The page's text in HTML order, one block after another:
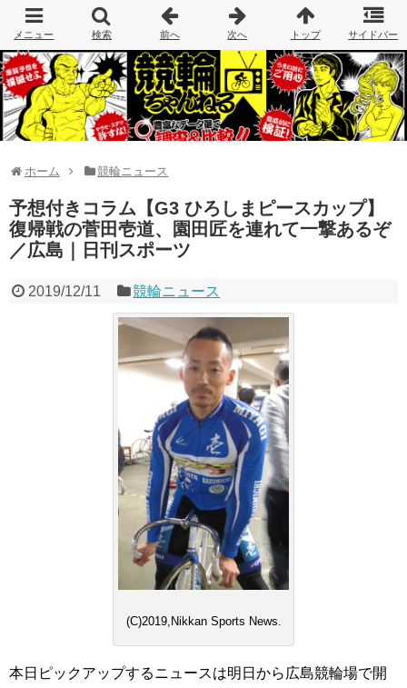
ホーム 競輪ニュース
予想付きコラム【G3 ひろしまピースカップ】
復帰戦の菅田壱道、園田匠を連れて一撃あるぞ
／広島｜日刊スポーツ
2019/12/11 競輪ニュース
(C)2019,Nikkan Sports News.
本日ピックアップするニュースは明日から広島競輪場で開